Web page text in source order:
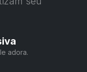
adora.